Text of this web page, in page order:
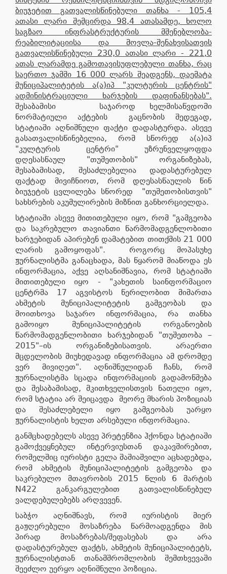
ბიუჯეტით გათვალისწინებული თანხა - 105,4
ათასი ლარი შემცირდა 98,4 ათასამდე, ხოლო
საგზაო ინფრასტრუქტურის მშენებლობა-
რეაბილიტაციისა და მოვლა-შენახვისათვის
გათვალისწინებული 230,0 ათასი ლარი - 221,0
ათას ლარამდე გამოთავისუფლებული თანხა, რაც
საერთო ჯამში 16 000 ლარს შეადგენს, დაემატა
მუნიციპალიტეტის ა(ა)იპ "კულტურის ცენტრის"
ადმინისტრაციული ხარჯების დაფინანსებას".
შესაბამისი საჯაროდ ხელმისაწვდომი
ნორმატიული აქტების გაცნობის შედეგად,
სტატიაში აღნიშნული ფაქტი დადასტურდა. ასევე
გასათვალისწინებელია, რომ სწორედ ა(ა)იპ
"კულტურის ცენტრი" უზრუნველყოფდა
დღესასწაულ "თუშეთობის" ორგანიზებას,
შესაბამისად, შესაძლებელია დადასტურებულ
ფაქტად მივიჩნიოთ, რომ დღესასწაულის წინ
ბიუჯეტის ცვლილება სწორედ "თუშეთობისთვის"
სახსრების აკუმულირების მიზნით განხორციელდა.
სტატიაში ასევე მითითებული იყო, რომ "გამგეობა
და საკრებულო თავიანთი წარმომადგენლობითი
ხარჯებიდან აპირებენ დამატებით თითქმის 21 000
ლარის გამოყოფას". როგორც მოპასუხე
ჟურნალისტმა განაცხადა, მას წყარომ მიაწოდა ეს
ინფორმაცია, აქვე აღსანიშნავია, რომ სტატიაში
მითითებული იყო - "კახეთის საინფორმაციო
ცენტრმა 17 აგვისტოს წერილობით მიმართა
ახმეტის მუნიციპალიტეტის გამგეობას და
მოითხოვა საჯარო ინფორმაცია, რა თანხა
გამოიყო მუნიციპალიტეტის ორგანოების
წარმომადგენლობითი ხარჯებიდან "თუშეთობა –
2015"–ის ორგანიზებისათვის. არაერთი
მცდელობის მიუხედავად ინფორმაცია ამ დრომდე
ვერ მივიღეთ". აღნიშნულიდან ჩანს, რომ
ჟურნალისტმა სცადა ინფორმაციის გადამოწმება
და შესაბამისად, მკითხველისთვის ნათელი იყო,
რომ სტატია არ შეიცავდა მეორე მხარის პოზიციას
და შესაძლებელი იყო გამგეობას უარყო
ჟურნალისტის ხელთ არსებული ინფორმაცია.
განმცხადებელს ასევე პრეტენზია ჰქონდა სტატიაში
გამოქვეყნებულ ინტერვიუსთან დაკავშირებით,
რომელშიც იურისტი გელა შაშიაშვილი აცხადებდა,
რომ ახმეტის მუნიციპალიტეტის გამგეობა და
საკრებულო მთავრობის 2015 წლის 6 მარტის
N422 განკარგულებით გათვალისწინებულ
ვალდებულებებს არღვევენ.
საბჭო აღნიშნავს, რომ იურისტის მიერ
გაჟღერებული მოსაზრება წარმოადგენდა მის
პირად მოსაზრებას/შეფასებას და არა
დადასტურებულ ფაქტს, ახმეტის მუნიციპალიტეტს,
ჟურნალისტთან თანამშრომლობის შემთხვევაში
შეეძლო უერყო აღნიშნული პოზიცია.